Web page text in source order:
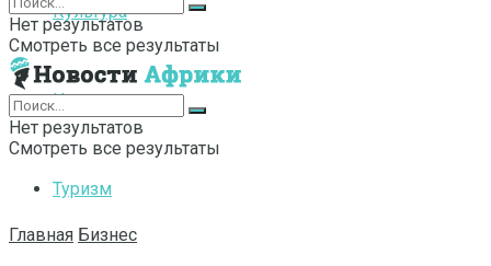
Культура
Интернет
Туризм
Нет результатов
Смотреть все результаты
Нет результатов
Смотреть все результаты
Главная Бизнес